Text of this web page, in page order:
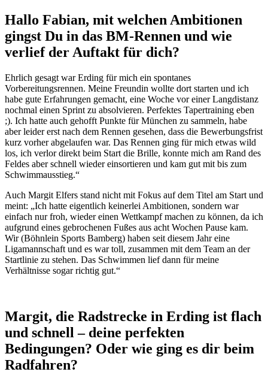
Hallo Fabian, mit welchen Ambitionen
gingst Du in das BM-Rennen und wie
verlief der Auftakt für dich?
Ehrlich gesagt war Erding für mich ein spontanes
Vorbereitungsrennen. Meine Freundin wollte dort starten und ich
habe gute Erfahrungen gemacht, eine Woche vor einer Langdistanz
nochmal einen Sprint zu absolvieren. Perfektes Tapertraining eben
;). Ich hatte auch gehofft Punkte für München zu sammeln, habe
aber leider erst nach dem Rennen gesehen, dass die Bewerbungsfrist
kurz vorher abgelaufen war. Das Rennen ging für mich etwas wild
los, ich verlor direkt beim Start die Brille, konnte mich am Rand des
Feldes aber schnell wieder einsortieren und kam gut mit bis zum
Schwimmausstieg.“
Auch Margit Elfers stand nicht mit Fokus auf dem Titel am Start und
meint: „Ich hatte eigentlich keinerlei Ambitionen, sondern war
einfach nur froh, wieder einen Wettkampf machen zu können, da ich
aufgrund eines gebrochenen Fußes aus acht Wochen Pause kam.
Wir (Böhnlein Sports Bamberg) haben seit diesem Jahr eine
Ligamannschaft und es war toll, zusammen mit dem Team an der
Startlinie zu stehen. Das Schwimmen lief dann für meine
Verhältnisse sogar richtig gut.“
Margit, die Radstrecke in Erding ist flach
und schnell – deine perfekten
Bedingungen? Oder wie ging es dir beim
Radfahren?